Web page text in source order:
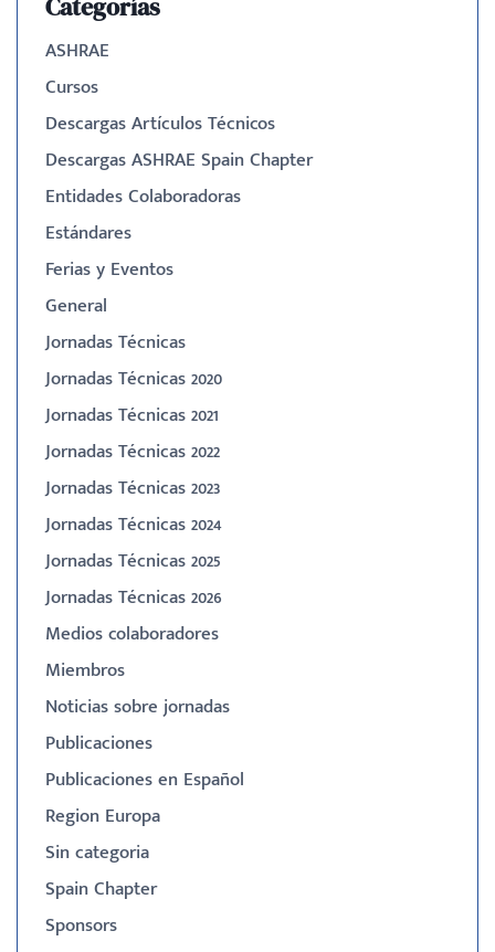
ASHRAE
Cursos
Descargas Artículos Técnicos
Descargas ASHRAE Spain Chapter
Entidades Colaboradoras
Estándares
Ferias y Eventos
General
Jornadas Técnicas
Jornadas Técnicas 2020
Jornadas Técnicas 2021
Jornadas Técnicas 2022
Jornadas Técnicas 2023
Jornadas Técnicas 2024
Jornadas Técnicas 2025
Jornadas Técnicas 2026
Medios colaboradores
Miembros
Noticias sobre jornadas
Publicaciones
Publicaciones en Español
Region Europa
Sin categoria
Spain Chapter
Sponsors